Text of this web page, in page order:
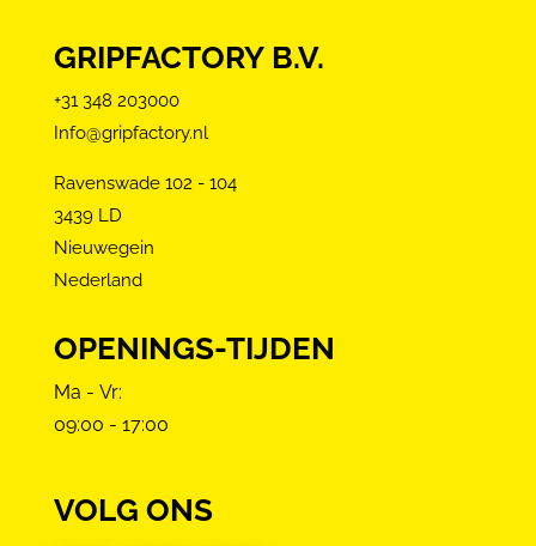
GRIPFACTORY B.V.
+31 348 203000
Info@gripfactory.nl
Ravenswade 102 - 104
3439 LD
Nieuwegein
Nederland
OPENINGS-TIJDEN
Ma - Vr:
09:00 - 17:00
VOLG ONS